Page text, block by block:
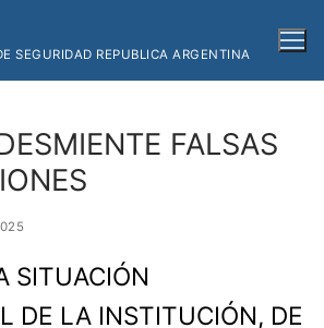
SEGURIDAD REPUBLICA ARGENTINA
FALSAS
SITUACIÓN
DE LA INSTITUCIÓN, DE